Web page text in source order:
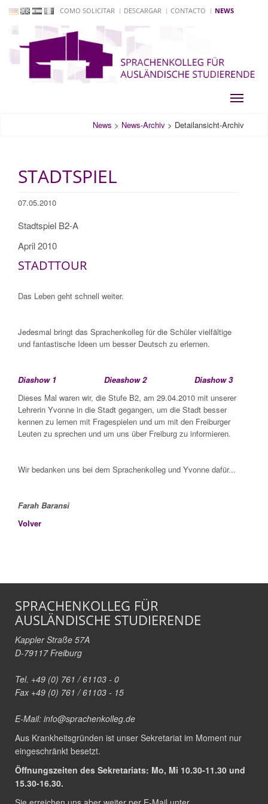
COMO SOLICITAR DESCARGAR CONTACTO NEWS
Toggle
News > News-Archiv > Detailansicht-Archiv
STADTSPIEL
07.05.2010
Stadtspiel B2-A
April 2010
STADTTOUR
Das Leben geht schnell weiter.
Jedesmal bringt das Sprachenkolleg für die Schüler vielfältige
und fantastische Ideen um besser Deutsch zu erlernen.
Diashow 1 Dieashow 2
Diashow 3
Dieses Mal waren wir, die Stufe B2, am 29.04.2010 mit unserer
Lehrerin Yvonne in die Stadt gegangen, um die Stadt besser
kennen zu lernen mit Fragespielen und um mit den Freiburger
Leuten zu sprechen und um uns über Freiburg zu informieren.
Wir bedanken uns bei dem Sprachenkolleg und Yvonne dafür...
Farah Baransi
Volver
SPRACHENKOLLEG FÜR
AUSLÄNDISCHE STUDIERENDE
Kappler Straße 57A
D-79117 Freiburg
Tel. +49 (0) 761 / 61103 - 0
Fax +49 (0) 761 / 61103 - 15
E-Mail: info@sprachenkolleg.de
Aus Krankheitsgründen ist unser Sekretariat im Moment nur
eingeschränkt besetzt.
Öffnungszeiten des Sekretariats: Mo, Mi 10.30-11.30 und
15.30-16.30.